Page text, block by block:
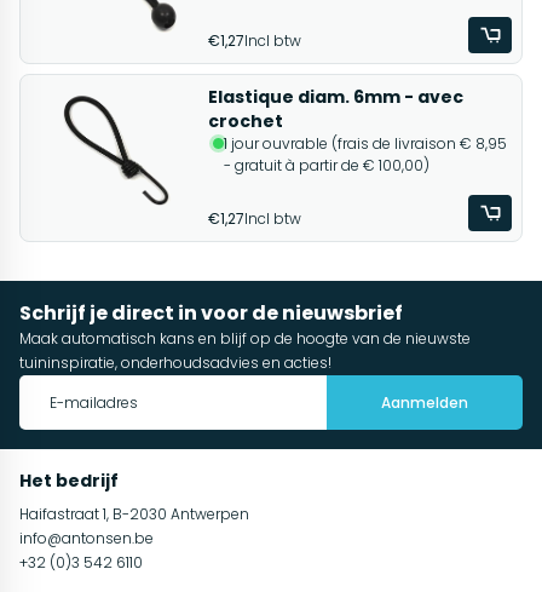
€1,27Incl btw
Elastique diam. 6mm - avec
crochet
1 jour ouvrable (frais de livraison € 8,95
- gratuit à partir de € 100,00)
€1,27Incl btw
Schrijf je direct in voor de nieuwsbrief
Maak automatisch kans en blijf op de hoogte van de nieuwste
tuininspiratie, onderhoudsadvies en acties!
Aanmelden
Het bedrijf
Haifastraat 1, B-2030 Antwerpen
info@antonsen.be
+32 (0)3 542 6110